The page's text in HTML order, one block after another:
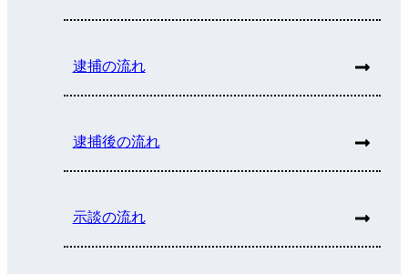
逮捕の流れ
逮捕後の流れ
示談の流れ